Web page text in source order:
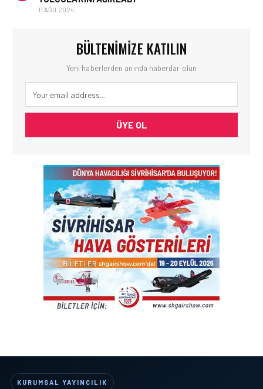
11 AĞU 2024
BÜLTENIMIZE KATILIN
Yeni haberlerden anında haberdar olun
ÜYE OL
KURUMSAL YAYINCILIK